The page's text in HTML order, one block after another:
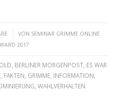
VON SEMINAR GRIMME ONLINE
2017
, BERLINER MORGENPOST, ES WAR
, FAKTEN, GRIMME, INFORMATION,
,WAHLVERHALTEN